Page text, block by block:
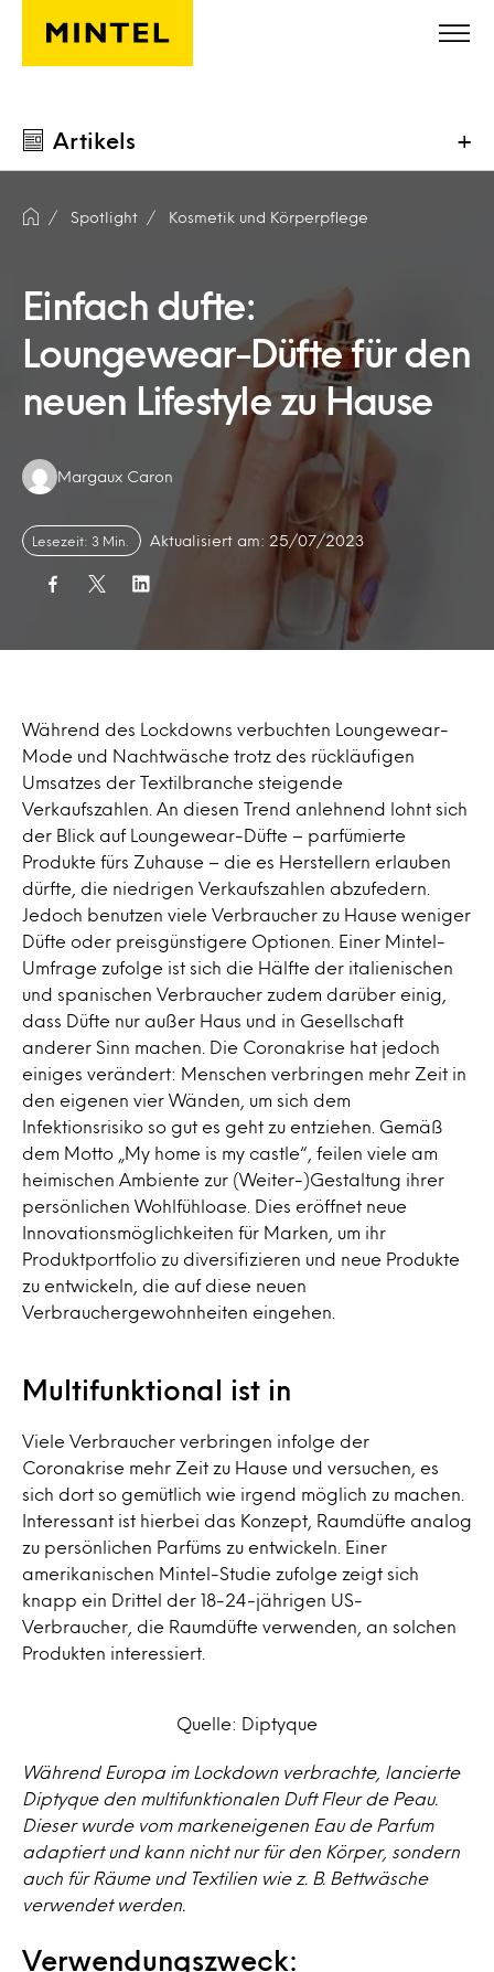
Skip to main content
Artikels +
Spotlight Kosmetik und Körperpflege
Einfach dufte:
Loungewear-Düfte für den
neuen Lifestyle zu Hause
Authors:
Margaux Caron
Lesezeit: 3 Min. Aktualisiert am: 25/07/2023
Während des Lockdowns verbuchten Loungewear-
Mode und Nachtwäsche trotz des rückläufigen
Umsatzes der Textilbranche steigende
Verkaufszahlen. An diesen Trend anlehnend lohnt sich
der Blick auf Loungewear-Düfte – parfümierte
Produkte fürs Zuhause – die es Herstellern erlauben
dürfte, die niedrigen Verkaufszahlen abzufedern.
Jedoch benutzen viele Verbraucher zu Hause weniger
Düfte oder preisgünstigere Optionen. Einer Mintel-
Umfrage zufolge ist sich die Hälfte der italienischen
und spanischen Verbraucher zudem darüber einig,
dass Düfte nur außer Haus und in Gesellschaft
anderer Sinn machen. Die Coronakrise hat jedoch
einiges verändert: Menschen verbringen mehr Zeit in
den eigenen vier Wänden, um sich dem
Infektionsrisiko so gut es geht zu entziehen. Gemäß
dem Motto „My home is my castle“, feilen viele am
heimischen Ambiente zur (Weiter-)Gestaltung ihrer
persönlichen Wohlfühloase. Dies eröffnet neue
Innovationsmöglichkeiten für Marken, um ihr
Produktportfolio zu diversifizieren und neue Produkte
zu entwickeln, die auf diese neuen
Verbrauchergewohnheiten eingehen.
Multifunktional ist in
Viele Verbraucher verbringen infolge der
Coronakrise mehr Zeit zu Hause und versuchen, es
sich dort so gemütlich wie irgend möglich zu machen.
Interessant ist hierbei das Konzept, Raumdüfte analog
zu persönlichen Parfüms zu entwickeln. Einer
amerikanischen Mintel-Studie zufolge zeigt sich
knapp ein Drittel der 18-24-jährigen US-
Verbraucher, die Raumdüfte verwenden, an solchen
Produkten interessiert.
Quelle: Diptyque
Während Europa im Lockdown verbrachte, lancierte
Diptyque den multifunktionalen Duft Fleur de Peau.
Dieser wurde vom markeneigenen Eau de Parfum
adaptiert und kann nicht nur für den Körper, sondern
auch für Räume und Textilien wie z. B. Bettwäsche
verwendet werden.
Verwendungszweck: